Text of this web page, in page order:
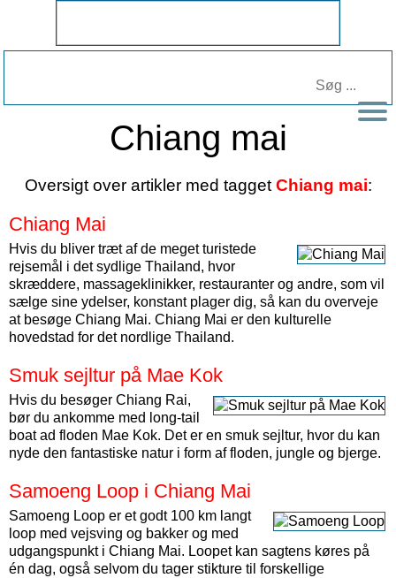
Chiang mai
Oversigt over artikler med tagget Chiang mai:
Chiang Mai
Hvis du bliver træt af de meget turistede
rejsemål i det sydlige Thailand, hvor
skræddere, massageklinikker, restauranter og andre, som vil
sælge sine ydelser, konstant plager dig, så kan du overveje
at besøge Chiang Mai. Chiang Mai er den kulturelle
hovedstad for det nordlige Thailand.
Smuk sejltur på Mae Kok
Hvis du besøger Chiang Rai,
bør du ankomme med long-tail
boat ad floden Mae Kok. Det er en smuk sejltur, hvor du kan
nyde den fantastiske natur i form af floden, jungle og bjerge.
Samoeng Loop i Chiang Mai
Samoeng Loop er et godt 100 km langt
loop med vejsving og bakker og med
udgangspunkt i Chiang Mai. Loopet kan sagtens køres på
én dag, også selvom du tager stikture til forskellige